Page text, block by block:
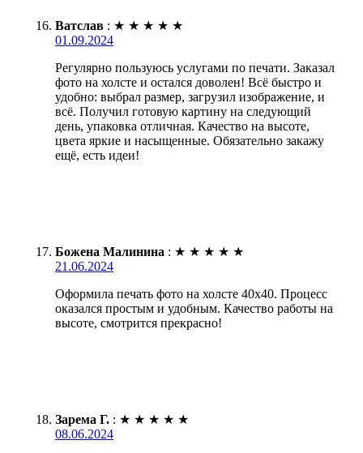
Ватслав : ★ ★ ★ ★ ★
01.09.2024
Регулярно пользуюсь услугами по печати. Заказал
фото на холсте и остался доволен! Всё быстро и
удобно: выбрал размер, загрузил изображение, и
всё. Получил готовую картину на следующий
день, упаковка отличная. Качество на высоте,
цвета яркие и насыщенные. Обязательно закажу
ещё, есть идеи!
Божена Малинина : ★ ★ ★ ★ ★
21.06.2024
Оформила печать фото на холсте 40х40. Процесс
оказался простым и удобным. Качество работы на
высоте, смотрится прекрасно!
Зарема Г. : ★ ★ ★ ★ ★
08.06.2024